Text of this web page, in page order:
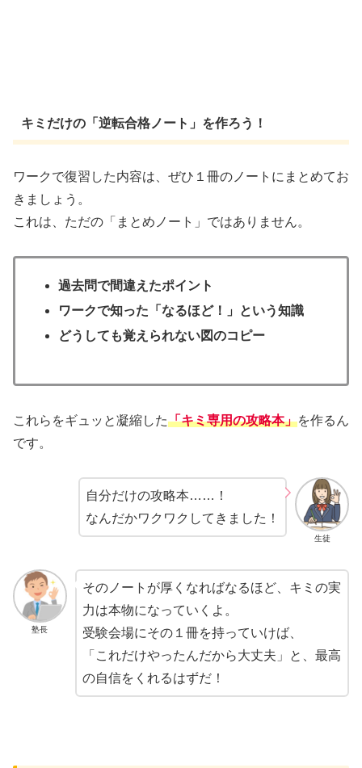
キミだけの「逆転合格ノート」を作ろう！
ワークで復習した内容は、ぜひ１冊のノートにまとめてお
きましょう。
これは、ただの「まとめノート」ではありません。
過去問で間違えたポイント
ワークで知った「なるほど！」という知識
どうしても覚えられない図のコピー
これらをギュッと凝縮した「キミ専用の攻略本」を作るん
です。
生徒
自分だけの攻略本……！
なんだかワクワクしてきました！
塾長
そのノートが厚くなればなるほど、キミの実
力は本物になっていくよ。
受験会場にその１冊を持っていけば、
「これだけやったんだから大丈夫」と、最高
の自信をくれるはずだ！